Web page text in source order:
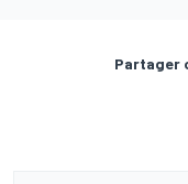
Partager